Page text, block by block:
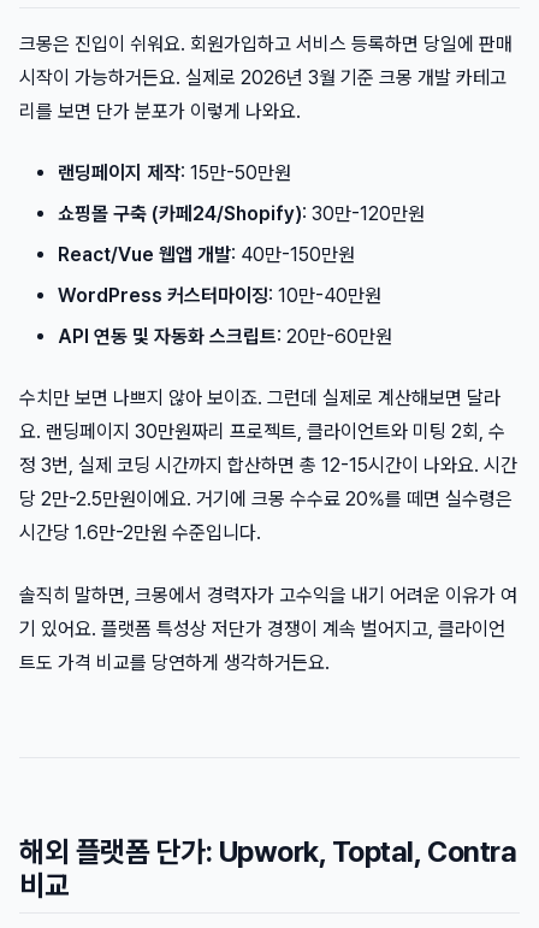
크몽은 진입이 쉬워요. 회원가입하고 서비스 등록하면 당일에 판매
시작이 가능하거든요. 실제로 2026년 3월 기준 크몽 개발 카테고
리를 보면 단가 분포가 이렇게 나와요.
랜딩페이지 제작: 15만-50만원
쇼핑몰 구축 (카페24/Shopify): 30만-120만원
React/Vue 웹앱 개발: 40만-150만원
WordPress 커스터마이징: 10만-40만원
API 연동 및 자동화 스크립트: 20만-60만원
수치만 보면 나쁘지 않아 보이죠. 그런데 실제로 계산해보면 달라
요. 랜딩페이지 30만원짜리 프로젝트, 클라이언트와 미팅 2회, 수
정 3번, 실제 코딩 시간까지 합산하면 총 12-15시간이 나와요. 시간
당 2만-2.5만원이에요. 거기에 크몽 수수료 20%를 떼면 실수령은
시간당 1.6만-2만원 수준입니다.
솔직히 말하면, 크몽에서 경력자가 고수익을 내기 어려운 이유가 여
기 있어요. 플랫폼 특성상 저단가 경쟁이 계속 벌어지고, 클라이언
트도 가격 비교를 당연하게 생각하거든요.
해외 플랫폼 단가: Upwork, Toptal, Contra
비교